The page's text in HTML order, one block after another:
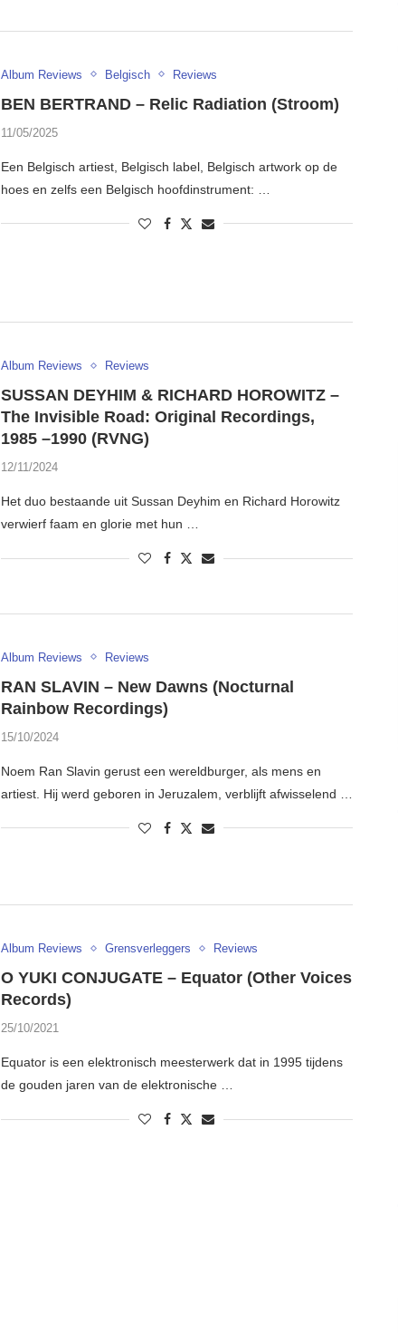
Album Reviews Belgisch Reviews
BEN BERTRAND – Relic Radiation (Stroom)
11/05/2025
Een Belgisch artiest, Belgisch label, Belgisch artwork op de
hoes en zelfs een Belgisch hoofdinstrument: …
Album Reviews Reviews
SUSSAN DEYHIM & RICHARD HOROWITZ –
The Invisible Road: Original Recordings,
1985 –1990 (RVNG)
12/11/2024
Het duo bestaande uit Sussan Deyhim en Richard Horowitz
verwierf faam en glorie met hun …
Album Reviews Reviews
RAN SLAVIN – New Dawns (Nocturnal
Rainbow Recordings)
15/10/2024
Noem Ran Slavin gerust een wereldburger, als mens en
artiest. Hij werd geboren in Jeruzalem, verblijft afwisselend …
Album Reviews Grensverleggers Reviews
O YUKI CONJUGATE – Equator (Other Voices
Records)
25/10/2021
Equator is een elektronisch meesterwerk dat in 1995 tijdens
de gouden jaren van de elektronische …